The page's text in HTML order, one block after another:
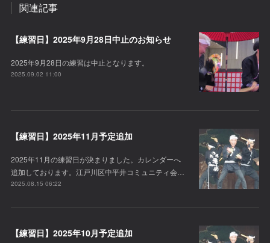
関連記事
【練習日】2025年9月28日中止のお知らせ
2025年9月28日の練習は中止となります。
2025.09.02 11:00
【練習日】2025年11月予定追加
2025年11月の練習日が決まりました。カレンダーへ
追加しております。江戸川区中平井コミュニティ会…
2025.08.15 06:22
【練習日】2025年10月予定追加